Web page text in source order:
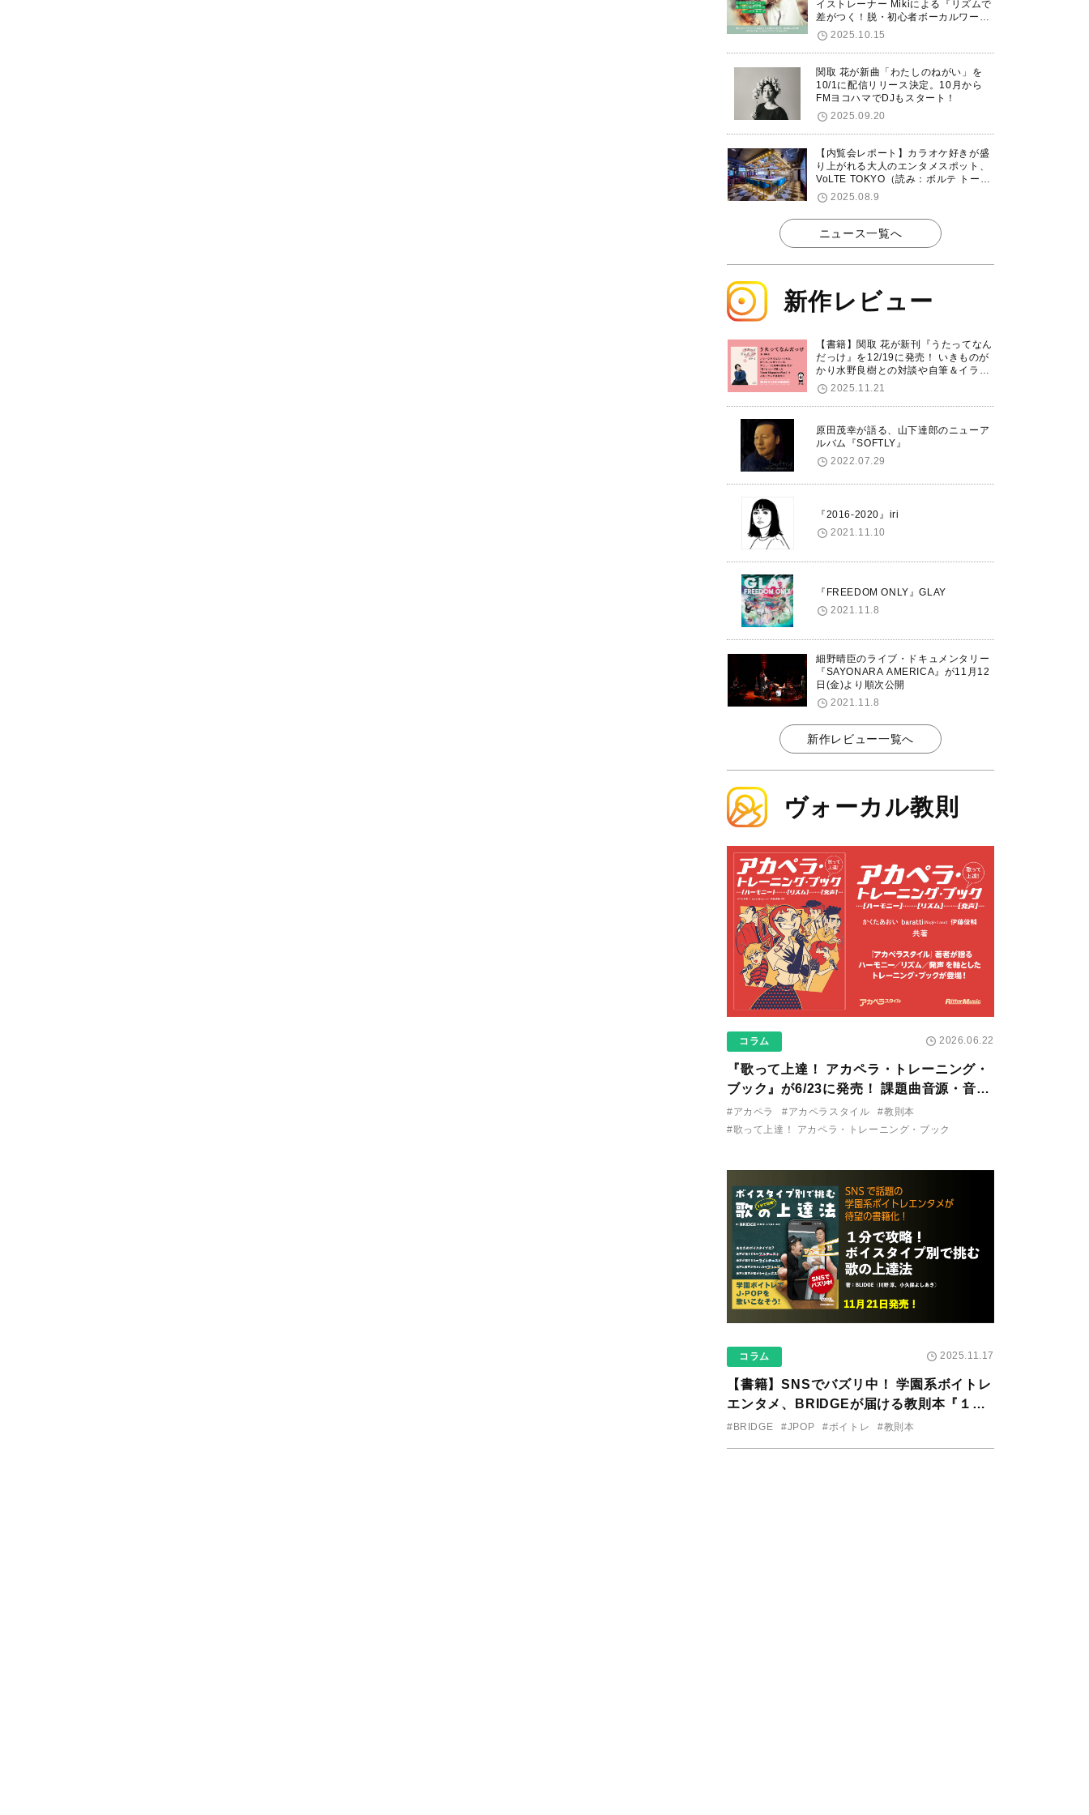
イストレーナー Mikiによる『リズムで
差がつく！脱・初心者ボーカルワーク
ショップ』が12/7に渋谷で開催！
2025.10.15
関取 花が新曲「わたしのねがい」を
10/1に配信リリース決定。10月から
FMヨコハマでDJもスタート！
2025.09.20
【内覧会レポート】カラオケ好きが盛
り上がれる大人のエンタメスポット、
VoLTE TOKYO（読み：ボルテ トーキ
ョー）が東京・品川に8/8グランドオ
ープン！
2025.08.9
ニュース一覧へ
新作レビュー
【書籍】関取 花が新刊『うたってなん
だっけ』を12/19に発売！ いきものが
かり水野良樹との対談や自筆＆イラス
トで綴る自分史も掲載。さらに自身の
誕生日12/18に渋谷で出版記念イベン
トを開催！
2025.11.21
原田茂幸が語る、山下達郎のニューア
ルバム『SOFTLY』
2022.07.29
『2016-2020』iri
2021.11.10
『FREEDOM ONLY』GLAY
2021.11.8
細野晴臣のライブ・ドキュメンタリー
『SAYONARA AMERICA』が11月12
日(金)より順次公開
2021.11.8
新作レビュー一覧へ
ヴォーカル教則
コラム 2026.06.22
『歌って上達！ アカペラ・トレーニング・
ブック』が6/23に発売！ 課題曲音源・音取
り用アプリを公開。
#アカペラ #アカペラスタイル
#教則本
#歌って上達！ アカペラ・トレーニング・ブック
コラム 2025.11.17
【書籍】SNSでバズリ中！ 学園系ボイトレ
エンタメ、BRIDGEが届ける教則本『１分
で攻略！ ボイスタイプ別で挑む歌の上達
#BRIDGE #JPOP #ボイトレ #教則本